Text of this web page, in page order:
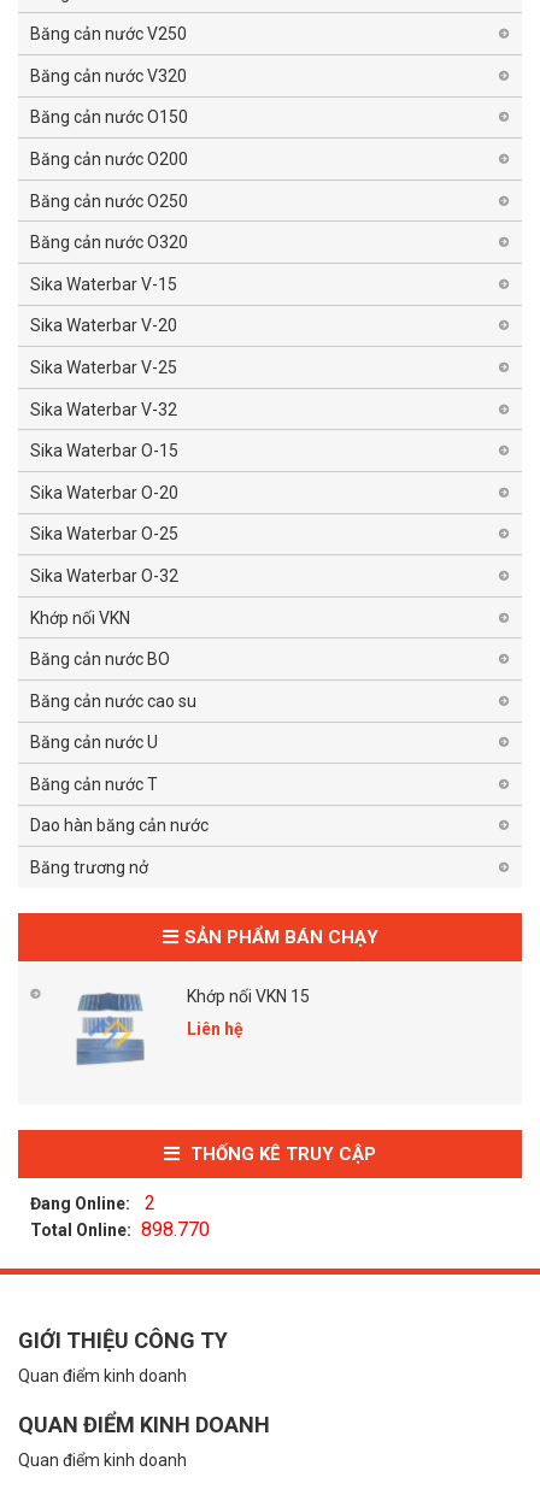
Băng cản nước V250
Băng cản nước V320
Băng cản nước O150
Băng cản nước O200
Băng cản nước O250
Băng cản nước O320
Sika Waterbar V-15
Sika Waterbar V-20
Sika Waterbar V-25
Sika Waterbar V-32
Sika Waterbar O-15
Sika Waterbar O-20
Sika Waterbar O-25
Sika Waterbar O-32
Khớp nối VKN
Băng cản nước BO
Băng cản nước cao su
Băng cản nước U
Băng cản nước T
Dao hàn băng cản nước
Băng trương nở
SẢN PHẨM BÁN CHẠY
Khớp nối VKN 15
Liên hệ
THỐNG KÊ TRUY CẬP
Đang Online: 2
Total Online: 898.770
GIỚI THIỆU CÔNG TY
Quan điểm kinh doanh
QUAN ĐIỂM KINH DOANH
Quan điểm kinh doanh